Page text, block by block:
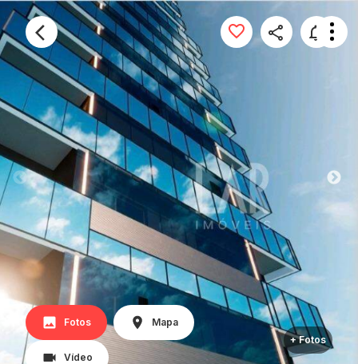
Fotos Mapa
Vídeo
+ Fotos